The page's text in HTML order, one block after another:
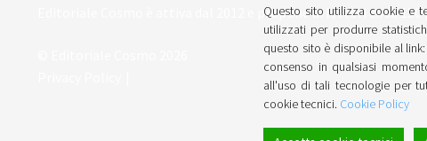
Editoriale Cosmo è attiva dal 2012 e propone ai lettori circa
Questo sito utilizza cookie e
utilizzati per produrre
questo sito è disponibile al
consenso in qualsiasi
all'uso di tali tecnologie per
cookie tecnici. Cookie Policy